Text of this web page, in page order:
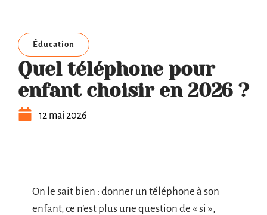
Éducation
Quel téléphone pour
enfant choisir en 2026 ?
12 mai 2026
On le sait bien : donner un téléphone à son
enfant, ce n’est plus une question de « si »,